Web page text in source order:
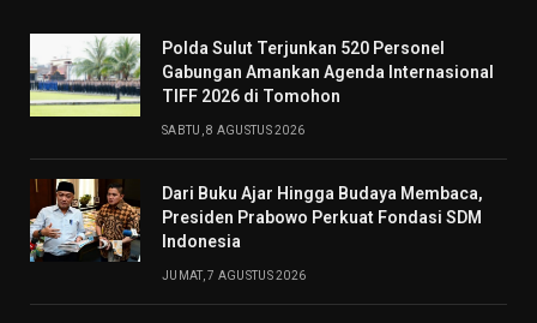
​Polda Sulut Terjunkan 520 Personel
Gabungan Amankan Agenda Internasional
TIFF 2026 di Tomohon
SABTU, 8 AGUSTUS 2026
Dari Buku Ajar Hingga Budaya Membaca,
Presiden Prabowo Perkuat Fondasi SDM
Indonesia
JUMAT, 7 AGUSTUS 2026